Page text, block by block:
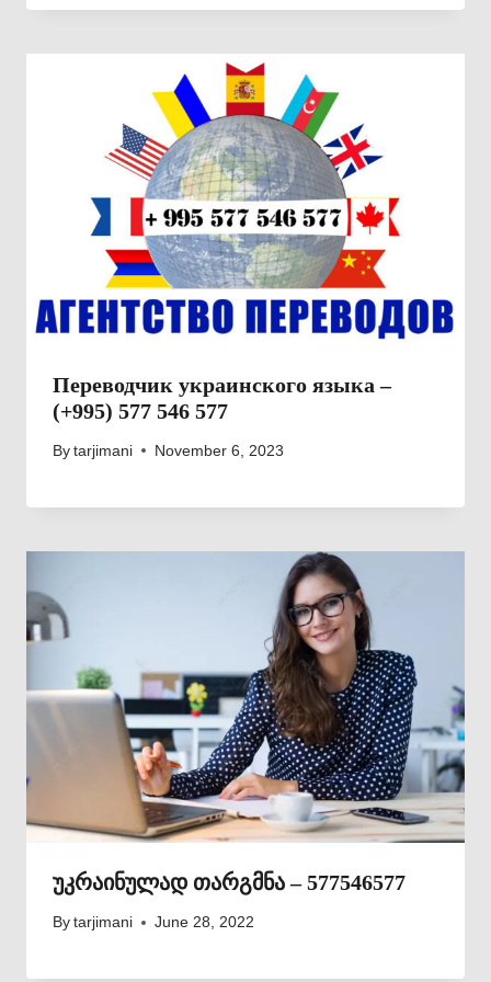
Переводчик украинского языка –
(+995) 577 546 577
By tarjimani November 6, 2023
უკრაინულად თარგმნა – 577546577
By tarjimani June 28, 2022